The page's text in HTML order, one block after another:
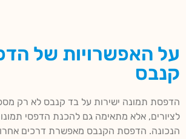
על האפשרויות של
קנבס
הדפסת תמונה ישירות על בד קנבס לא רק
לציורים, אלא מתאימה גם להכנת הדפסי
הנכונה. הדפסת הקנבס מאפשרת דרכים